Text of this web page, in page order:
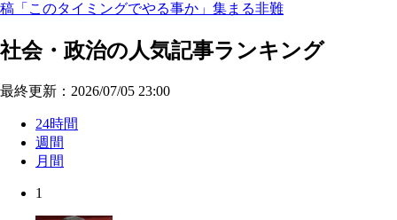
稿「このタイミングでやる事か」集まる非難
社会・政治の人気記事ランキング
最終更新：2026/07/05 23:00
24時間
週間
月間
1